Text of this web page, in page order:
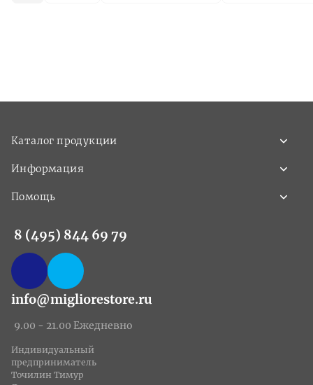
Каталог продукции
Информация
Помощь
8 (495) 844 69 79
info@migliorestore.ru
9.00 - 21.00 Ежедневно
Индивидуальный
предприниматель
Точилин Тимур